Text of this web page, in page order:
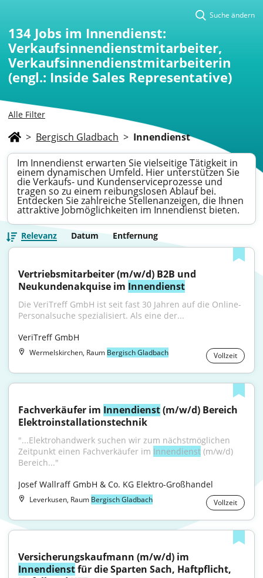
Alle Filter
Suche ändern
134 Jobs im Innendienst:
Verkaufsinnendienstmitarbeiter,
Verkaufsinnendienstmitarbeiterin
(engl.: Inside Sales Representative)
> Bergisch Gladbach > Innendienst
Im Innendienst erwarten Sie vielseitige Tätigkeit in
einem dynamischen Umfeld. Hier unterstützen Sie
die Verkaufs- und Kundenserviceprozesse und
tragen so zu einem reibungslosen Ablauf bei.
Entdecken Sie zahlreiche Stellenanzeigen, die Ihnen
attraktive Jobmöglichkeiten im Innendienst bieten.
Relevanz Datum Entfernung
Vertriebsmitarbeiter (m/w/d) B2B und
Neukundenakquise im Innendienst
Die VeriTreff GmbH ist seit fast 30 Jahren auf die Online-
Personalsuche spezialisiert. Als eine der...
VeriTreff GmbH
Wermelskirchen, Raum Bergisch Gladbach Vollzeit
Fachverkäufer im Innendienst (m/w/d) Bereich
Elektroinstallationstechnik
"...Elektrohandwerk suchen wir zum nächstmöglichen
Zeitpunkt einen Fachverkäufer im Innendienst (m/w/d)
Bereich..."
Josef Wallraff GmbH & Co. KG Elektro-Großhandel
Leverkusen, Raum Bergisch Gladbach Vollzeit
Innendienst für die Sparten Sach, Haftpflicht,